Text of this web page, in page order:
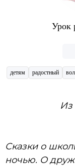
Урок
детям
радостный
Из
Сказки о
ночью. О